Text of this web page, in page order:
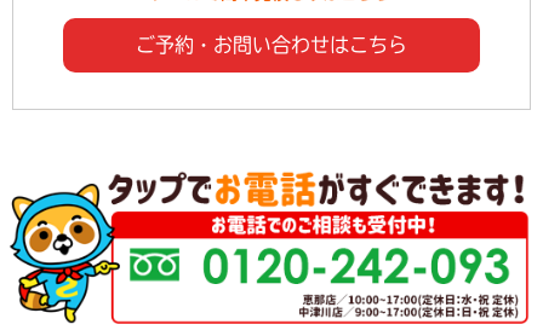
ご予約・お問い合わせはこちら